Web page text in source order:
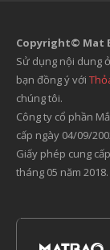
Copyright© Mat
Sử dụng nội dung
bạn đồng ý với
chúng tôi.
Công ty cổ phần
cấp ngày 04/09/
Giấy phép cung
tháng 05 năm 2018.